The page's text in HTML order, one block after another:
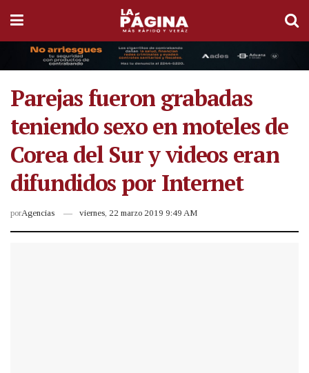
Parejas fueron grabadas
teniendo sexo en moteles de
Corea del Sur y videos eran
difundidos por Internet
porAgencias viernes, 22 marzo 2019 9:49 AM